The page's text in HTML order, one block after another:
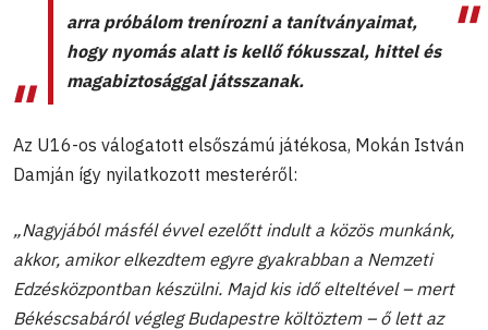
arra próbálom trenírozni a tanítványaimat,
hogy nyomás alatt is kellő fókusszal, hittel és
magabiztosággal játsszanak.
Az U16-os válogatott elsőszámú játékosa, Mokán István
Damján így nyilatkozott mesteréről:
„Nagyjából másfél évvel ezelőtt indult a közös munkánk,
akkor, amikor elkezdtem egyre gyakrabban a Nemzeti
Edzésközpontban készülni. Majd kis idő elteltével – mert
Békéscsabáról végleg Budapestre költöztem – ő lett az